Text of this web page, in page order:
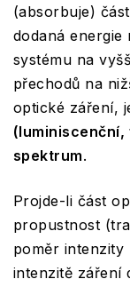
(absorbuje)
dodaná
systému na
přechodů na
optické záření,
spektrum.
Projde-li část
propustnost
poměr
intenzitě záření